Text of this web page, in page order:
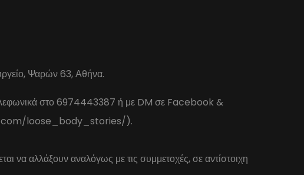
Ψαρών 63, Αθήνα.
στο 6974443387 ή με DM σε Facebook &
loose_body_stories/).
να αλλάξουν αναλόγως με τις συμμετοχές, σε αντίστοιχη